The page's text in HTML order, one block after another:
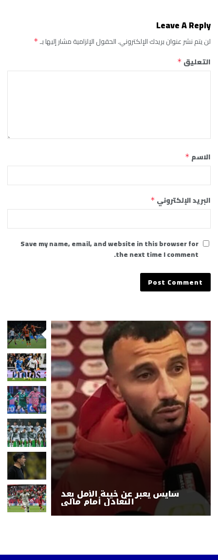
Leave A Reply
لن يتم نشر عنوان بريدك الإلكتروني.الحقول الإلزامية مشار إليها بـ*
التعليق *
الاسم *
البريد الإلكتروني *
Save my name, email, and website in this browser for
the next time I comment.
سايس يعبر عن خيبة الأمل بعد
التعادل أمام مالي